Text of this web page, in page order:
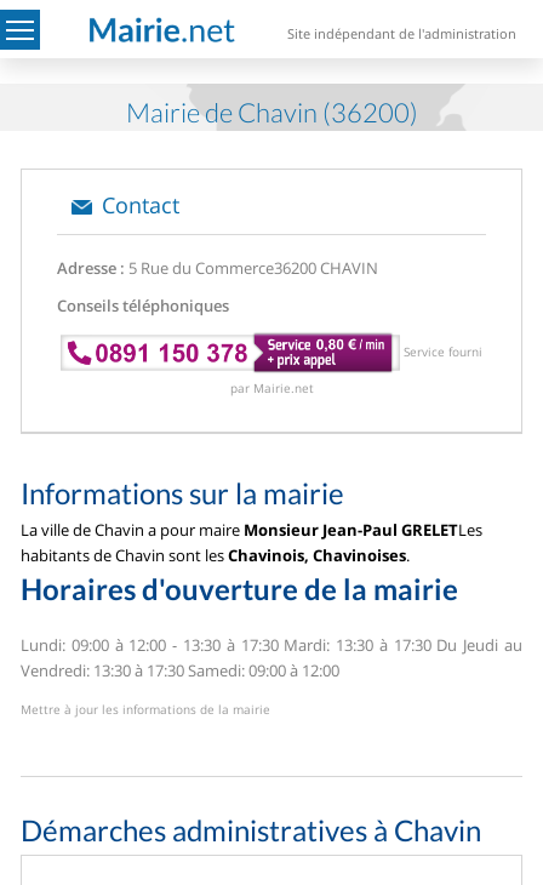
Site indépendant de l'administration
Mairie de Chavin (36200)
Contact
Adresse : 5 Rue du Commerce36200 CHAVIN
Conseils téléphoniques
Service fourni
par Mairie.net
Informations sur la mairie
La ville de Chavin a pour maire Monsieur Jean-Paul GRELETLes
habitants de Chavin sont lesChavinois, Chavinoises.
Horaires d'ouverture de la mairie
Lundi: 09:00 à 12:00 - 13:30 à 17:30Mardi: 13:30 à 17:30Du Jeudi au
Vendredi: 13:30 à 17:30Samedi: 09:00 à 12:00
Mettre à jour les informations de la mairie
Démarches administratives à Chavin